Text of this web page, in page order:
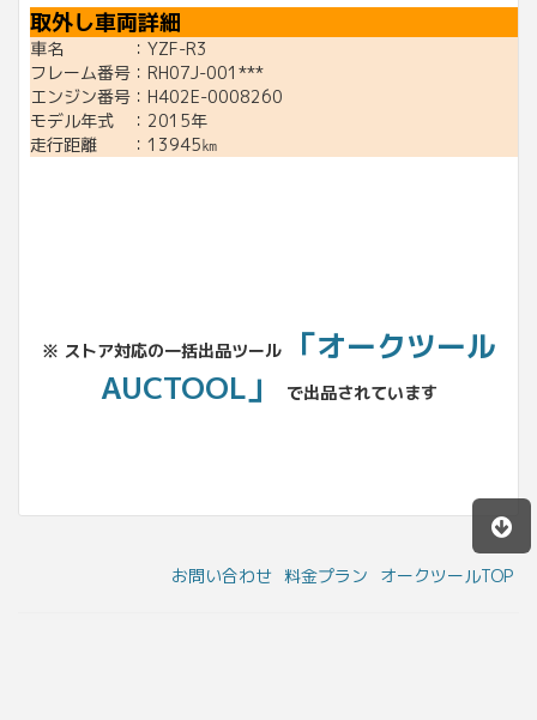
取外し車両詳細
車名 ：YZF-R3
フレーム番号：RH07J-001***
エンジン番号：H402E-0008260
モデル年式 ：2015年
走行距離 ：13945㎞
※ ストア対応の一括出品ツール
「オークツール
AUCTOOL」
で出品されています
お問い合わせ 料金プラン オークツールTOP